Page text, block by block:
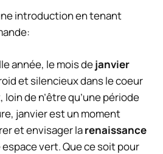
introduction en tenant
année, le mois dejanvier
et silencieux dans le coeur
de n’être qu’une période
janvier est un moment
et envisager larenaissance
vert. Que ce soit pour